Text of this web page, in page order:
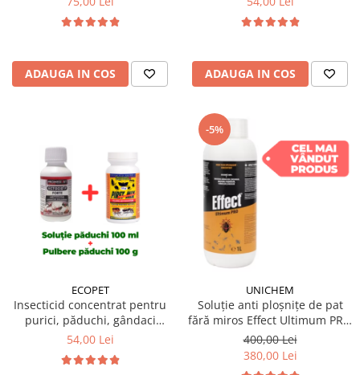
ADAUGA IN COS
pulbere Virkon S 50 gr
ADAUGA IN COS
ECOPET
Insecticid concentrat pentru
purici, păduchi, gândaci
Ectocid Forte 100 ml +
pulbere 100 gr
54,00 Lei
-5%
UNICHEM
Soluție anti ploșnițe de pat
fără miros Effect Ultimum PRO
1 L
400,00 Lei
380,00 Lei